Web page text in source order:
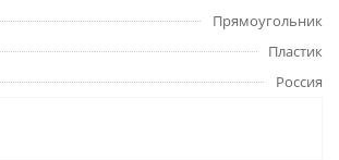
Прямоугольник
Пластик
Россия